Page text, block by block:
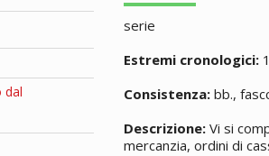
dal
serie
Estremi cronologici:
Consistenza: bb.,
Descrizione: Vi si
mercanzia, ordini di